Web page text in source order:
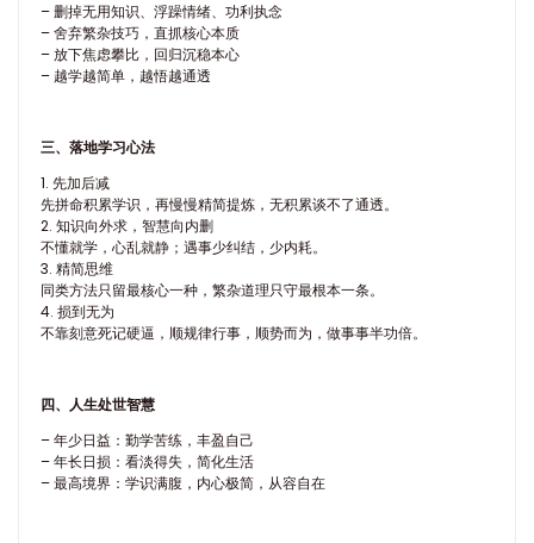
– 删掉无用知识、浮躁情绪、功利执念
– 舍弃繁杂技巧，直抓核心本质
– 放下焦虑攀比，回归沉稳本心
– 越学越简单，越悟越通透
三、落地学习心法
1. 先加后减
先拼命积累学识，再慢慢精简提炼，无积累谈不了通透。
2. 知识向外求，智慧向内删
不懂就学，心乱就静；遇事少纠结，少内耗。
3. 精简思维
同类方法只留最核心一种，繁杂道理只守最根本一条。
4. 损到无为
不靠刻意死记硬逼，顺规律行事，顺势而为，做事事半功倍。
四、人生处世智慧
– 年少日益：勤学苦练，丰盈自己
– 年长日损：看淡得失，简化生活
– 最高境界：学识满腹，内心极简，从容自在